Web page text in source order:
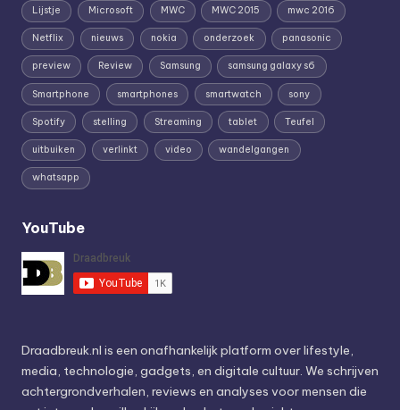
Lijstje Microsoft MWC MWC 2015 mwc 2016
Netflix nieuws nokia onderzoek panasonic
preview Review Samsung samsung galaxy s6
Smartphone smartphones smartwatch sony
Spotify stelling Streaming tablet Teufel
uitbuiken verlinkt video wandelgangen
whatsapp
YouTube
Draadbreuk.nl is een onafhankelijk platform over lifestyle,
media, technologie, gadgets, en digitale cultuur. We schrijven
achtergrondverhalen, reviews en analyses voor mensen die